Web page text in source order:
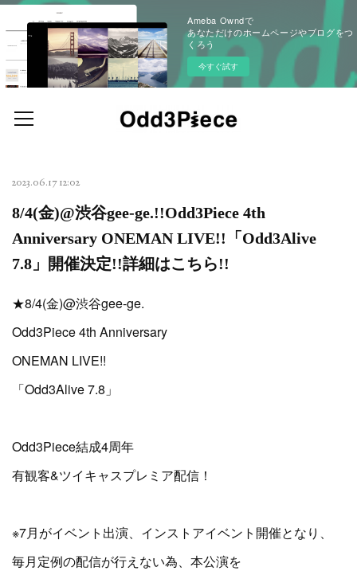
Ameba Owndで
あなただけのホームページやブログをつ
くろう
今すぐ試す
2023.06.17 12:02
8/4(金)@渋谷gee-ge.!!Odd3Piece 4th
Anniversary ONEMAN LIVE!!「Odd3Alive
7.8」開催決定!!詳細はこちら!!
★8/4(金)@渋谷gee-ge.
Odd3Piece 4th Anniversary
ONEMAN LIVE!!
「Odd3Alive 7.8」
Odd3Piece結成4周年
有観客&ツイキャスプレミア配信！
※7月がイベント出演、インストアイベント開催となり、
毎月定例の配信が行えない為、本公演を